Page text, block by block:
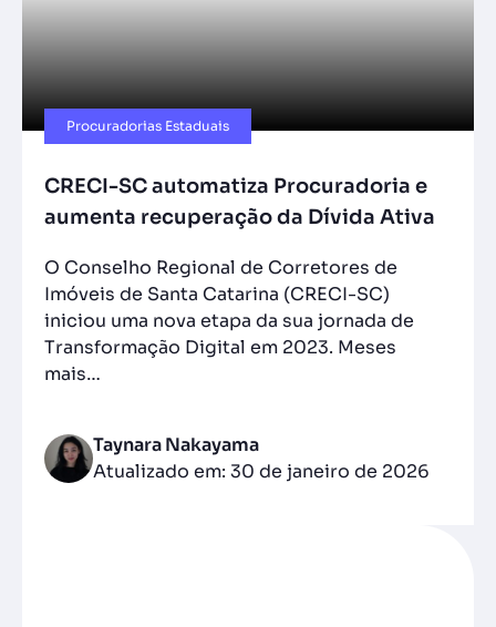
Procuradorias Estaduais
CRECI-SC automatiza Procuradoria e
aumenta recuperação da Dívida Ativa
O Conselho Regional de Corretores de
Imóveis de Santa Catarina (CRECI-SC)
iniciou uma nova etapa da sua jornada de
Transformação Digital em 2023. Meses
mais…
Taynara Nakayama
Atualizado em: 30 de janeiro de 2026